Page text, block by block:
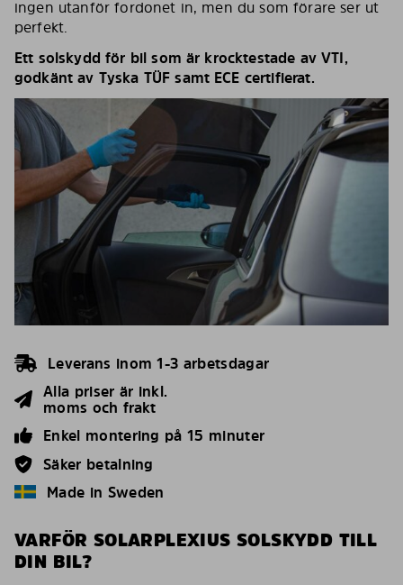
ingen utanför fordonet in, men du som förare ser ut
perfekt.
Ett solskydd för bil som är krocktestade av VTI,
godkänt av Tyska TÜF samt ECE certifierat.
Leverans inom 1-3 arbetsdagar
Alla priser är inkl.
moms och frakt
Enkel montering på 15 minuter
Säker betalning
Made in Sweden
VARFÖR SOLARPLEXIUS SOLSKYDD TILL
DIN BIL?